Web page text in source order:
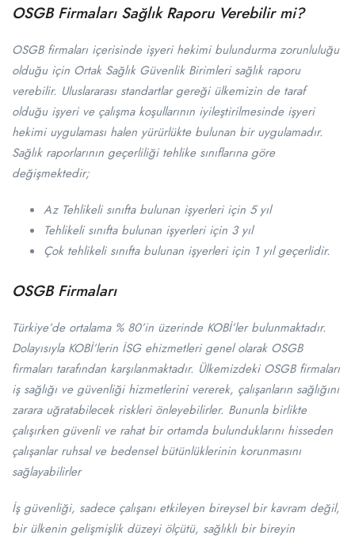
OSGB Firmaları Sağlık Raporu Verebilir mi?
OSGB firmaları içerisinde işyeri hekimi bulundurma zorunluluğu
olduğu için Ortak Sağlık Güvenlik Birimleri sağlık raporu
verebilir. Uluslararası standartlar gereği ülkemizin de taraf
olduğu işyeri ve çalışma koşullarının iyileştirilmesinde işyeri
hekimi uygulaması halen yürürlükte bulunan bir uygulamadır.
Sağlık raporlarının geçerliliği tehlike sınıflarına göre
değişmektedir;
Az Tehlikeli sınıfta bulunan işyerleri için 5 yıl
Tehlikeli sınıfta bulunan işyerleri için 3 yıl
Çok tehlikeli sınıfta bulunan işyerleri için 1 yıl geçerlidir.
OSGB Firmaları
Türkiye’de ortalama % 80’in üzerinde KOBİ’ler bulunmaktadır.
Dolayısıyla KOBİ’lerin İSG ehizmetleri genel olarak OSGB
firmaları tarafından karşılanmaktadır. Ülkemizdeki OSGB firmaları
iş sağlığı ve güvenliği hizmetlerini vererek, çalışanların sağlığını
zarara uğratabilecek riskleri önleyebilirler. Bununla birlikte
çalışırken güvenli ve rahat bir ortamda bulunduklarını hisseden
çalışanlar ruhsal ve bedensel bütünlüklerinin korunmasını
sağlayabilirler
İş güvenliği, sadece çalışanı etkileyen bireysel bir kavram değil,
bir ülkenin gelişmişlik düzeyi ölçütü, sağlıklı bir bireyin